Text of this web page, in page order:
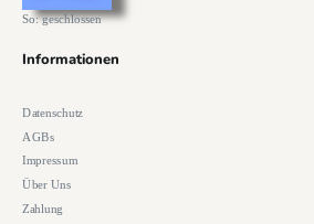
So: geschlossen
Informationen
Datenschutz
AGBs
Impressum
Über Uns
Zahlung